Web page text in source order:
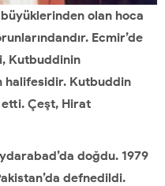
olan hoca
Ecmir’de
Kutbuddinin
halifesidir. Kutbuddin
etti. Çeşt, Hirat
doğdu. 1979
defnedildi.